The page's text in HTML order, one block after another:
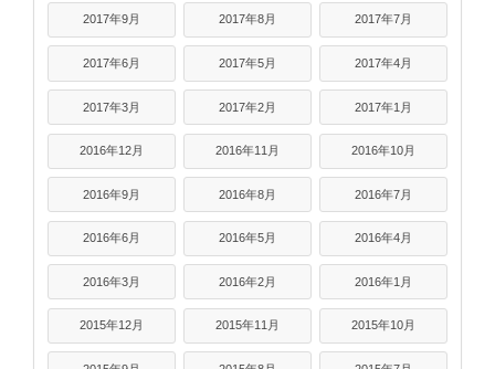
2017年9月 2017年8月 2017年7月
2017年6月 2017年5月 2017年4月
2017年3月 2017年2月 2017年1月
2016年12月 2016年11月 2016年10月
2016年9月 2016年8月 2016年7月
2016年6月 2016年5月 2016年4月
2016年3月 2016年2月 2016年1月
2015年12月 2015年11月 2015年10月